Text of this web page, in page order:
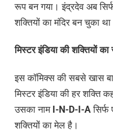
रूप बन गया। इंद्रदेव अब
शक्तियों का मंदिर बन चुका
मिस्टर इंडिया की शक्तियों का
इस कॉमिक्स की सबसे खास
मिस्टर इंडिया की हर शक्ति
उसका नाम I-N-D-I-A
शक्तियों का मेल है।